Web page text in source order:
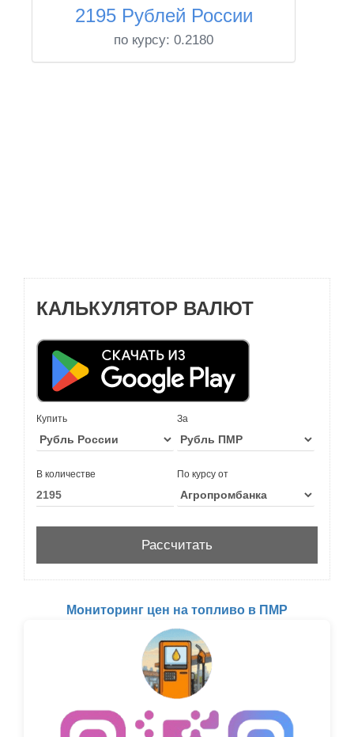
2195 Рублей России
по курсу: 0.2180
КАЛЬКУЛЯТОР ВАЛЮТ
Купить За
В количестве По курсу от
Мониторинг цен на топливо в ПМР